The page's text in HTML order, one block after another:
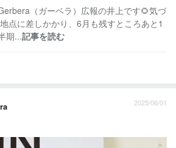
（ガーベラ）広報の井上です🌻気づ
点に差しかかり、6月も残すところあと1
期...記事を読む
2025/06/01